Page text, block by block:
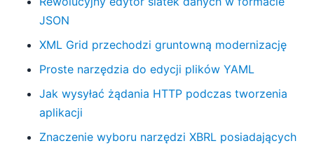
JSON
XML Grid przechodzi gruntowną modernizację
Proste narzędzia do edycji plików YAML
Jak wysyłać żądania HTTP podczas tworzenia
aplikacji
Znaczenie wyboru narzędzi XBRL posiadających